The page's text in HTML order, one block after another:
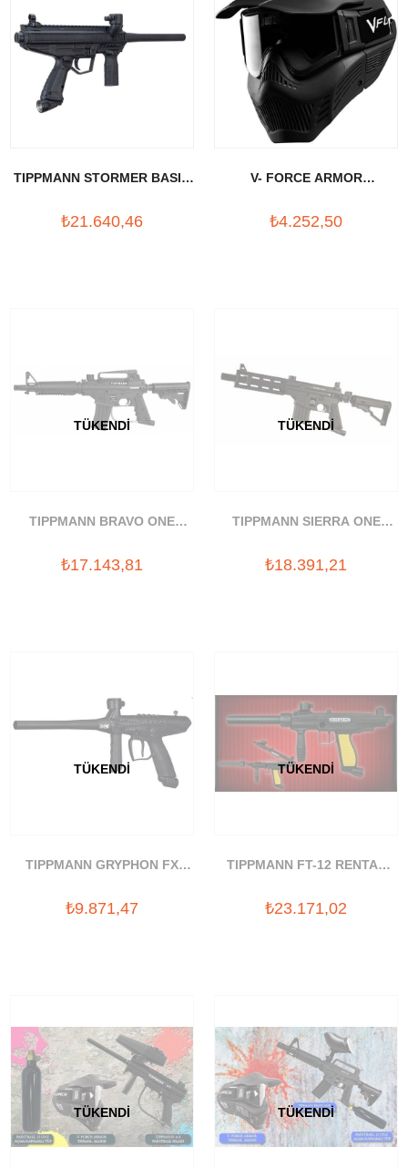
TIPPMANN STORMER BASIC
₺21.640,46
V- FORCE ARMOR
₺4.252,50
TÜKENDI
TIPPMANN BRAVO ONE
₺17.143,81
TÜKENDI
TIPPMANN SIERRA ONE
₺18.391,21
TÜKENDI
TIPPMANN GRYPHON FX
₺9.871,47
TÜKENDI
TIPPMANN FT-12 RENTAL
₺23.171,02
TÜKENDI TÜKENDI